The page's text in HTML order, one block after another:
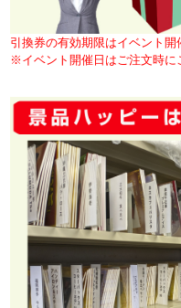
引換券の有効期限はイベント開
※イベント開催日はご注文時に